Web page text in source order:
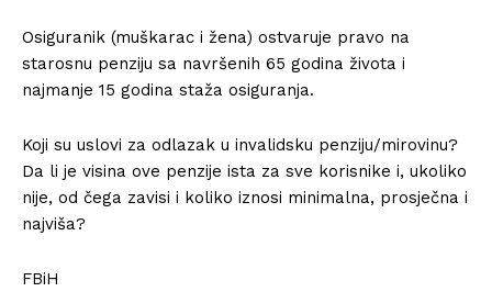
Osiguranik (muškarac i žena) ostvaruje pravo na
starosnu penziju sa navršenih 65 godina života i
najmanje 15 godina staža osiguranja.
Koji su uslovi za odlazak u invalidsku penziju/mirovinu?
Da li je visina ove penzije ista za sve korisnike i, ukoliko
nije, od čega zavisi i koliko iznosi minimalna, prosječna i
najviša?
FBiH